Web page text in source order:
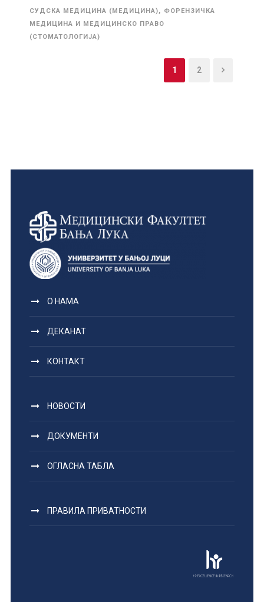
СУДСКА МЕДИЦИНА (МЕДИЦИНА), ФОРЕНЗИЧКА
МЕДИЦИНА И МЕДИЦИНСКО ПРАВО
(СТОМАТОЛОГИЈА)
1 2
О НАМА
ДЕКАНАТ
КОНТАКТ
НОВОСТИ
ДОКУМЕНТИ
ОГЛАСНА ТАБЛА
ПРАВИЛА ПРИВАТНОСТИ